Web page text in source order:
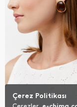
Çerez Politikası